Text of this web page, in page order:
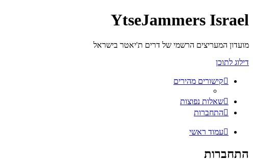
YtseJammers Israel
מועדון המעריצים הרשמי של דרים ת'יאטר בישראל
דילוג לתוכן
קישורים מהירים
שאלות נפוצות
התחברות
עמוד ראשי
התחברות